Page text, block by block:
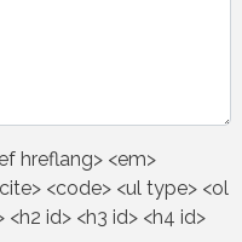
hreflang> <em>
<code> <ul type> <ol
id> <h3 id> <h4 id>